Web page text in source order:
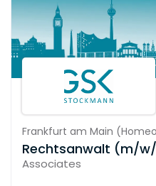
Frankfurt am Main (
Rechtsanwalt (m/
Associates